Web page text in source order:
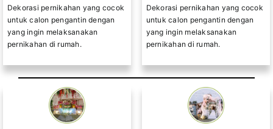
Dekorasi pernikahan yang cocok
untuk calon pengantin dengan
yang ingin melaksanakan
pernikahan di rumah.
Dekorasi pernikahan yang cocok
untuk calon pengantin dengan
yang ingin melaksanakan
pernikahan di rumah.